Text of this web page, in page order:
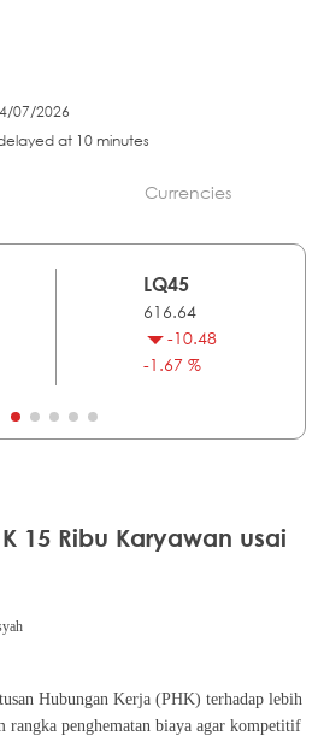
07/2026
at 10 minutes
Currencies
LQ45
616.64
-10.48
-1.67 %
15 Ribu Karyawan usai
Hubungan Kerja (PHK) terhadap lebih
rangka penghematan biaya agar kompetitif